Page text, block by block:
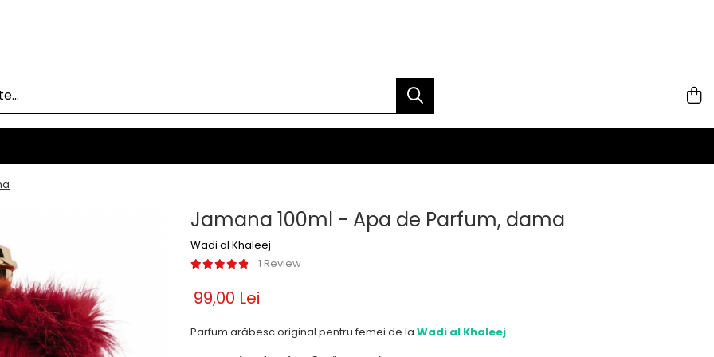
Jamana 100ml - Apa de Parfum, dama
Wadi al Khaleej
1 Review
99,00 Lei
Parfum arăbesc original pentru femei de la Wadi al Khaleej